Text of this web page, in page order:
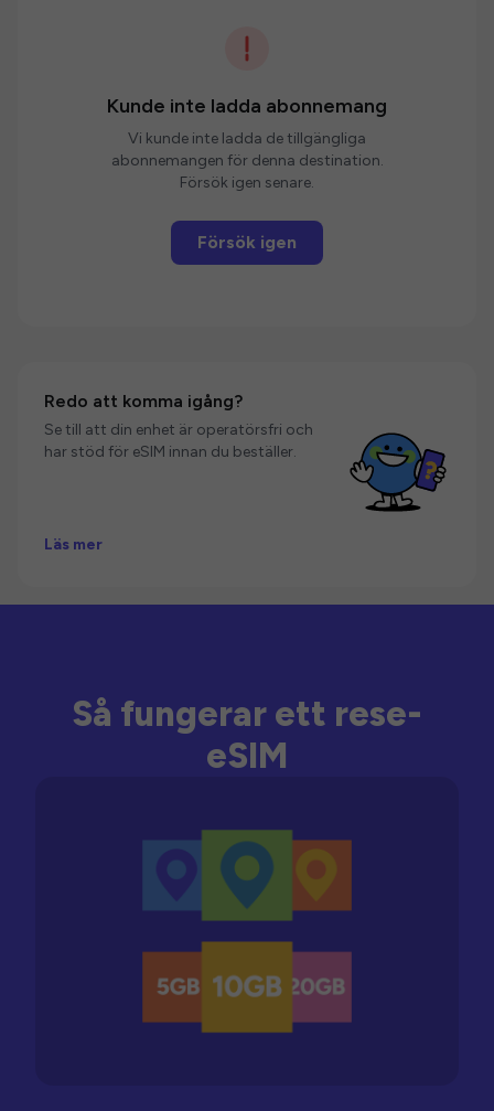
Kunde inte ladda abonnemang
Vi kunde inte ladda de tillgängliga
abonnemangen för denna destination.
Försök igen senare.
Försök igen
Redo att komma igång?
Se till att din enhet är operatörsfri och
har stöd för eSIM innan du beställer.
Läs mer
Så fungerar ett rese-
eSIM